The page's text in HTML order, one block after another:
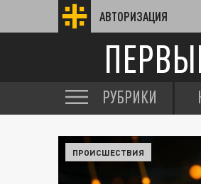
АВТОРИЗАЦИЯ
РУБРИКИ
ПРОИСШЕСТВИЯ